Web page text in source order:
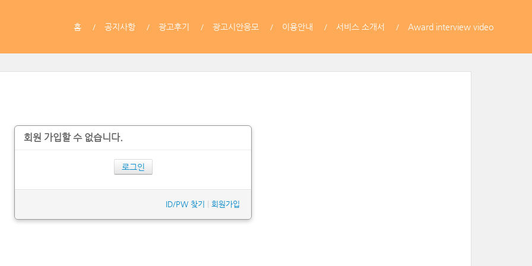
홈 공지사항 광고후기 광고시안응모 이용안내 서비스 소개서 Award interview video
회원 가입할 수 없습니다.
로그인
ID/PW 찾기 |회원가입